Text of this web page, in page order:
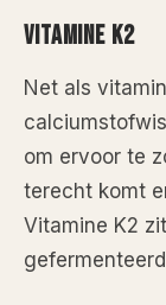
VITAMINE K2
Net als
om ervoor te
terecht komt
Vitamine K2